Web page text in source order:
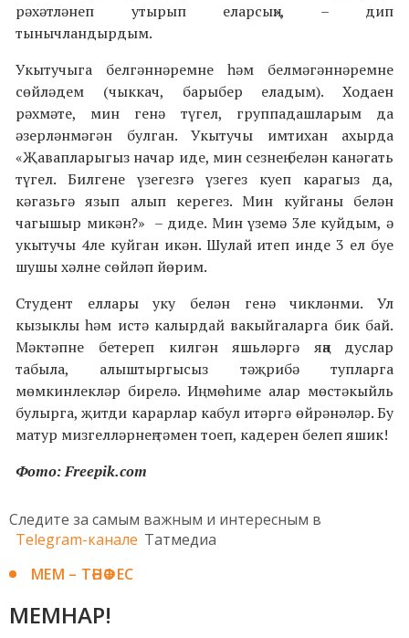
рәхәтләнеп утырып еларсың», – дип
тынычландырдым.
Укытучыга белгәннәремне һәм белмәгәннәремне
сөйләдем (чыккач, барыбер еладым). Ходаен
рәхмәте, мин генә түгел, группадашларым да
әзерләнмәгән булган. Укытучы имтихан ахырда
«Җавапларыгыз начар иде, мин сезнең белән канәгать
түгел. Билгене үзегезгә үзегез куеп карагыз да,
кәгазьгә язып алып керегез. Мин куйганы белән
чагышыр микән?» – диде. Мин үземә 3ле куйдым, ә
укытучы 4ле куйган икән. Шулай итеп инде 3 ел буе
шушы хәлне сөйләп йөрим.
Студент еллары уку белән генә чикләнми. Ул
кызыклы һәм истә калырдай вакыйгаларга бик бай.
Мәктәпне бетереп килгән яшьләргә яңа дуслар
табыла, алыштыргысыз тәҗрибә тупларга
мөмкинлекләр бирелә. Иң мөһиме алар мөстәкыйль
булырга, җитди карарлар кабул итәргә өйрәнәләр. Бу
матур мизгелләрнең тәмен тоеп, кадерен белеп яшик!
Фото: Freepik.com
Следите за самым важным и интересным в
Telegram-канале Татмедиа
МЕМ – ТӘНӘФЕС
МЕМНАР!